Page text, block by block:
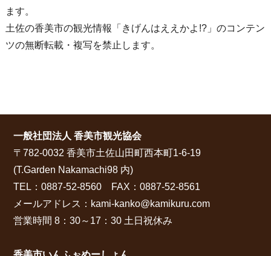
ます。
土佐の香美市の観光情報「きげんはええかよ!?」のコンテン
ツの無断転載・複写を禁止します。
一般社団法人 香美市観光協会
〒782-0032 香美市土佐山田町西本町1-6-19
(T.Garden Nakamachi98 内)
TEL：0887-52-8560 FAX：0887-52-8561
メールアドレス： kami-kanko@kamikuru.com
営業時間 8：30～17：30 土日祝休み